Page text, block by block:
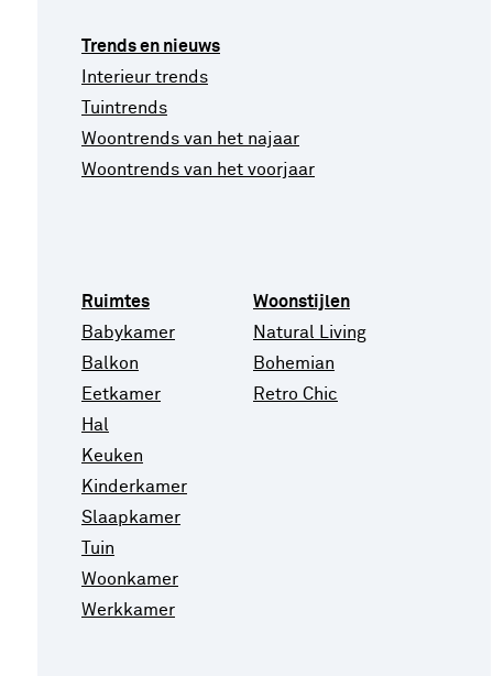
Trends en nieuws
Interieur trends
Tuintrends
Woontrends van het najaar
Woontrends van het voorjaar
Ruimtes
Babykamer
Balkon
Eetkamer
Hal
Keuken
Kinderkamer
Slaapkamer
Tuin
Woonkamer
Werkkamer
Woonstijlen
Natural Living
Bohemian
Retro Chic